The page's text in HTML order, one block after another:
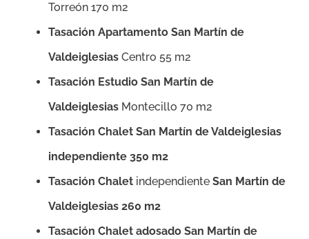
Torreón 170 m2
Tasación Apartamento San Martín de
Valdeiglesias Centro 55 m2
Tasación Estudio San Martín de
Valdeiglesias Montecillo 70 m2
Tasación Chalet San Martín de Valdeiglesias
independiente 350 m2
Tasación Chalet independiente San Martín de
Valdeiglesias 260 m2
Tasación Chalet adosado San Martín de